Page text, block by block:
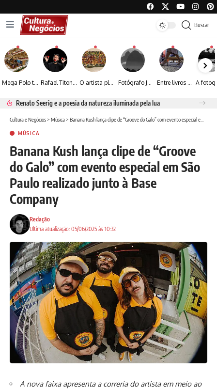
Buscar
Mega Polo transforma lançamento de coleção em plataforma nacional de negócios e projeta crescimento de mais de 15% Rafael Titonelly leva magia e acolhimento a crianças em tratamento oncológico em Juiz de Fora O artista plástico Jorge Luiz transforma sustentabilidade e criatividade em arte contemporânea Fotógrafo José Roberto apresenta um olhar sensível sobre arquitetura, formas e luz na fotografia Entre livros e fotografia autoral, Sebastião Reis consolida uma trajetória marcada pelo olhar artístico
Renato Seerig e a poesia da natureza iluminada pela lua
Cultura e Negócios> Música> Banana Kush lança clipe de “Groove do Galo” com evento especial em São Paulo realizado junto à Base Company
MÚSICA
Banana Kush lança clipe de “Groove
do Galo” com evento especial em São
Paulo realizado junto à Base
Company
Ultima atualização: 05/06/2025 às 10:32
Redação
A nova faixa apresenta a correria do artista em meio ao